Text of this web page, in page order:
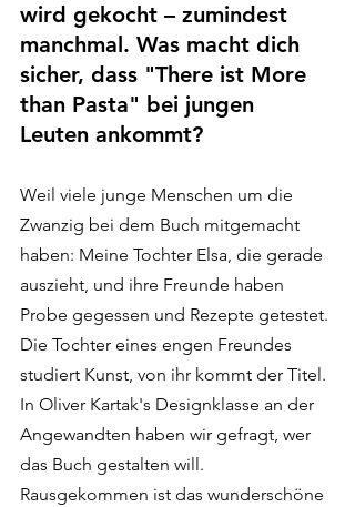
wird gekocht – zumindest
manchmal. Was macht dich
sicher, dass "There ist More
than Pasta" bei jungen
Leuten ankommt?
Weil viele junge Menschen um die
Zwanzig bei dem Buch mitgemacht
haben: Meine Tochter Elsa, die gerade
auszieht, und ihre Freunde haben
Probe gegessen und Rezepte getestet.
Die Tochter eines engen Freundes
studiert Kunst, von ihr kommt der Titel.
In Oliver Kartak's Designklasse an der
Angewandten haben wir gefragt, wer
das Buch gestalten will.
Rausgekommen ist das wunderschöne